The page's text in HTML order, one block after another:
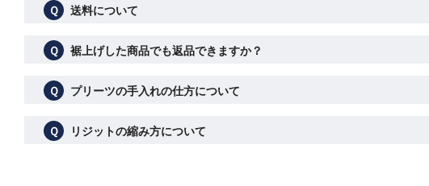
Ｑ 送料について
Ｑ 裾上げした商品でも返品できますか？
Ｑ プリーツの手入れの仕方について
Ｑ リジットの縮み方について